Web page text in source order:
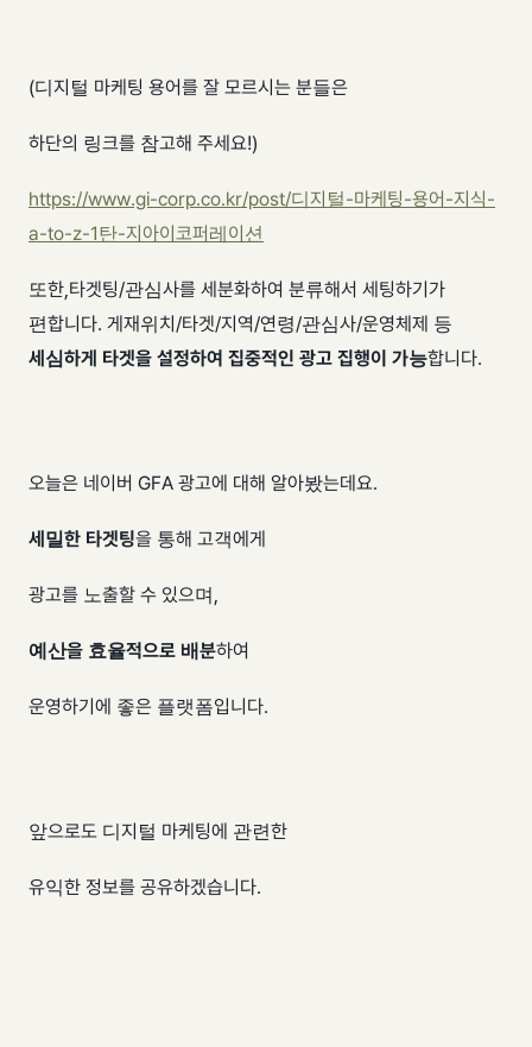
(디지털 마케팅 용어를 잘 모르시는 분들은
하단의 링크를 참고해 주세요!)
https://www.gi-corp.co.kr/post/디지털-마케팅-용어-지식-
a-to-z-1탄-지아이코퍼레이션
또한, ​ 타겟팅/관심사를 세분화하여 분류해서 세팅하기가
편합니다. 게재위치/타겟/지역/연령/관심사/운영체제 등
세심하게 타겟을 설정하여 집중적인 광고 집행이 가능합니다.
오늘은 네이버 GFA 광고에 대해 알아봤는데요.
세밀한 타겟팅을 통해 고객에게
광고를 노출할 수 있으며,
예산을 효율적으로 배분하여
운영하기에 좋은 플랫폼입니다.
앞으로도 디지털 마케팅에 관련한
유익한 정보를 공유하겠습니다.